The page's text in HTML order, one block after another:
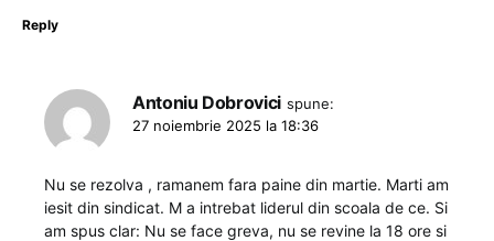
Reply
Antoniu Dobrovici spune:
27 noiembrie 2025 la 18:36
Nu se rezolva , ramanem fara paine din martie. Marti am
iesit din sindicat. M a intrebat liderul din scoala de ce. Si
am spus clar: Nu se face greva, nu se revine la 18 ore si